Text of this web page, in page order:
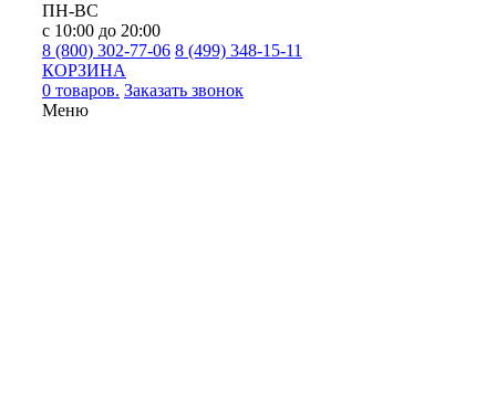
ПН-ВС
с 10:00 до 20:00
8 (800) 302-77-06 8 (499) 348-15-11
КОРЗИНА
0 товаров. Заказать звонок
Меню